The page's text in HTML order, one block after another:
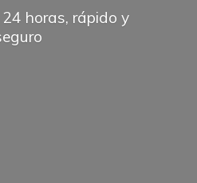
horas, rápido y